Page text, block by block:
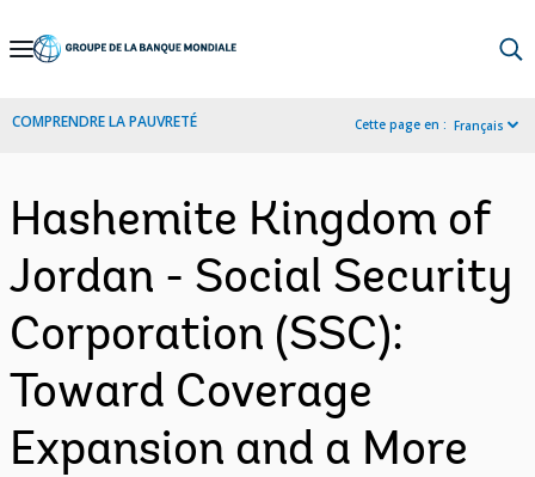
Skip
Navigation
COMPRENDRE LA PAUVRETÉ Cette page en : Français
Hashemite Kingdom of
Jordan - Social Security
Corporation (SSC):
Toward Coverage
Expansion and a More